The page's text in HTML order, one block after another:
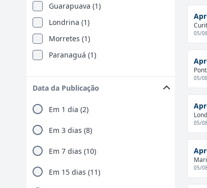
Guarapuava (1)
Londrina (1)
Morretes (1)
Paranaguá (1)
Data da Publicação
Em 1 dia (2)
Em 3 dias (8)
Em 7 dias (10)
Em 15 dias (11)
05/
05/
05/
05/